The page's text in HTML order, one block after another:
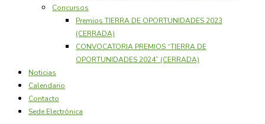
Concursos
Premios TIERRA DE OPORTUNIDADES 2023
(CERRADA)
CONVOCATORIA PREMIOS “TIERRA DE
OPORTUNIDADES 2024” (CERRADA)
Noticias
Calendario
Contacto
Sede Electrónica